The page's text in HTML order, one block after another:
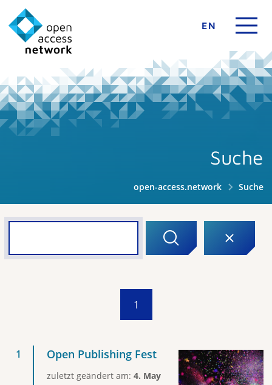
EN
Suche
open-access.network Suche
1
Open Publishing Fest
zuletzt geändert am: 4. May